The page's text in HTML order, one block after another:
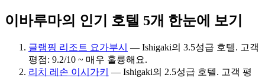
이바루마의 인기 호텔 5개 한눈에 보기
글램핑 리조트 요가부시 — Ishigaki의 3.5성급 호텔. 고객
평점: 9.2/10 ~ 매우 훌륭해요.
리치 레손 이시가키
— Ishigaki의 2.5성급 호텔. 고객 평